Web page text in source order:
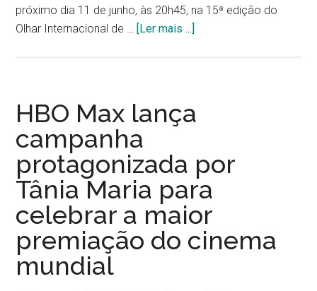
próximo dia 11 de junho, às 20h45, na 15ª edição do
Olhar Internacional de …
[Ler mais ...]
HBO Max lança
campanha
protagonizada por
Tânia Maria para
celebrar a maior
premiação do cinema
mundial